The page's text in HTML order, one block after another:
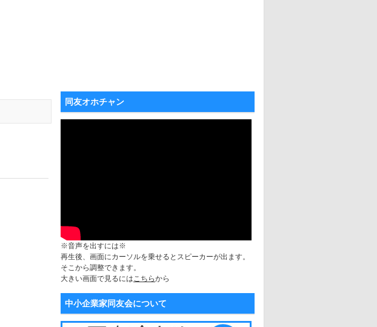
同友オホチャン
※音声を出すには※
再生後、画面にカーソルを乗せるとスピーカーが出ます。
そこから調整できます。
大きい画面で見るにはこちらから
中小企業家同友会について